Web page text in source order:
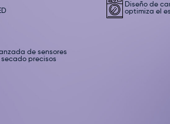
Diseño de
optimiza el
de sensores
precisos